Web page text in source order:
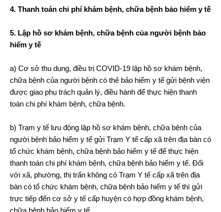
4. Thanh toán chi phí khám bệnh, chữa bệnh bảo hiểm y tế
5. Lập hồ sơ khám bệnh, chữa bệnh của người bệnh bảo
hiểm y tế
a) Cơ sở thu dung, điều trị COVID-19 lập hồ sơ khám bệnh,
chữa bệnh của người bệnh có thẻ bảo hiểm y tế gửi bệnh viện
được giao phụ trách quản lý, điều hành để thực hiện thanh
toán chi phí khám bệnh, chữa bệnh.
b) Trạm y tế lưu động lập hồ sơ khám bệnh, chữa bệnh của
người bệnh bảo hiểm y tế gửi Trạm Y tế cấp xã trên địa bàn có
tổ chức khám bệnh, chữa bệnh bảo hiểm y tế để thực hiện
thanh toán chi phí khám bệnh, chữa bệnh bảo hiểm y tế. Đối
với xã, phường, thị trấn không có Trạm Y tế cấp xã trên địa
bàn có tổ chức khám bệnh, chữa bệnh bảo hiểm y tế thì gửi
trực tiếp đến cơ sở y tế cấp huyện có hợp đồng khám bệnh,
chữa bệnh bảo hiểm y tế.